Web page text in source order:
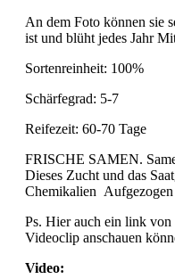
An dem Foto können sie
ist und blüht jedes
Sortenreinheit: 100%
Schärfegrad: 5-7
Reifezeit: 60-70 Tage
FRISCHE SAMEN.
Dieses Zucht und das
Chemikalien
Ps. Hier auch ein link
Videoclip anschauen
Video: